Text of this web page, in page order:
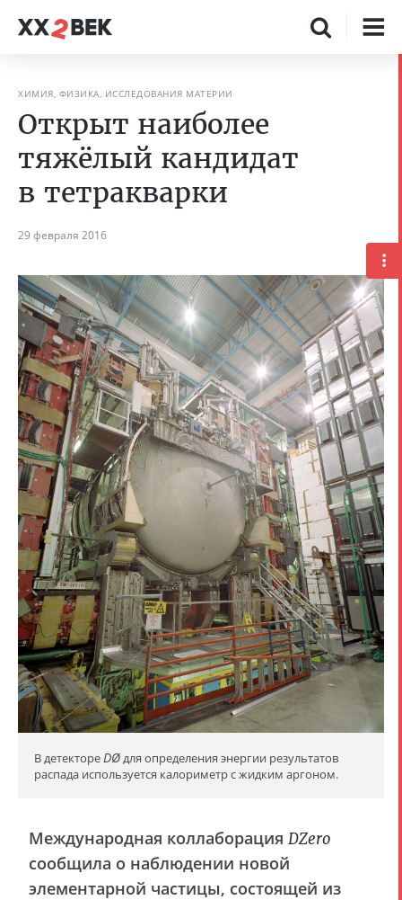
ХИМИЯ, ФИЗИКА, ИССЛЕДОВАНИЯ МАТЕРИИ
Открыт наиболее
тяжёлый кандидат
в тетракварки
29 февраля 2016
В детекторе DØ для определения энергии результатов
распада используется калориметр с жидким аргоном.
Международная коллаборация DZero
сообщила о наблюдении новой
элементарной частицы, состоящей из